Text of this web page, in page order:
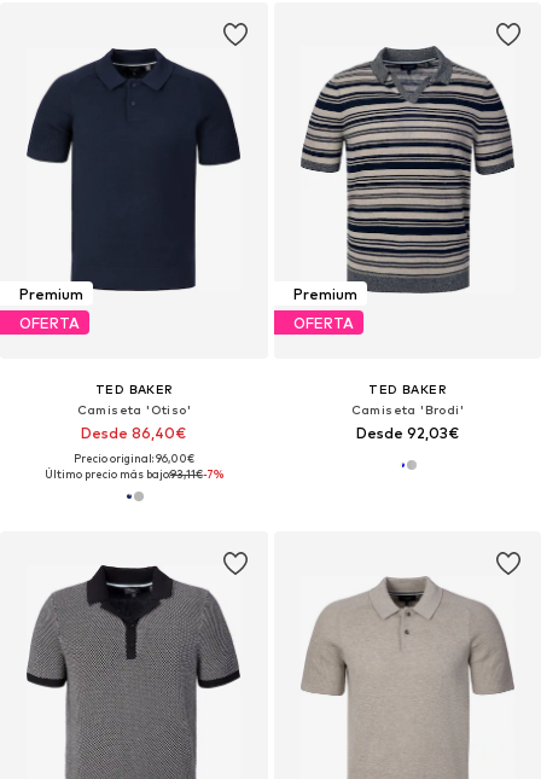
Premium
OFERTA
TED BAKER
Camiseta 'Otiso'
Desde 86,40€
Precio original: 96,00€
Último precio más bajo:93,11€-7%
Premium
OFERTA
TED BAKER
Camiseta 'Brodi'
Desde 92,03€